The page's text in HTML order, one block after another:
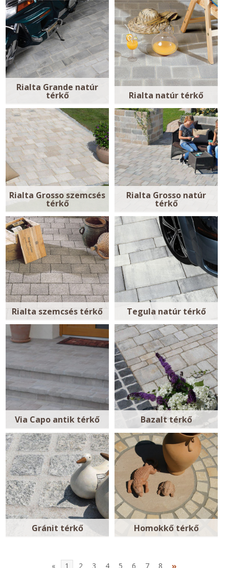
Rialta Grande natúr
térkő Rialta natúr térkő
Rialta Grosso szemcsés
térkő
Rialta Grosso natúr
térkő
Rialta szemcsés térkő Tegula natúr térkő
Via Capo antik térkő Bazalt térkő
Gránit térkő Homokkő térkő
« 1 2 3 4 5 6 7 8